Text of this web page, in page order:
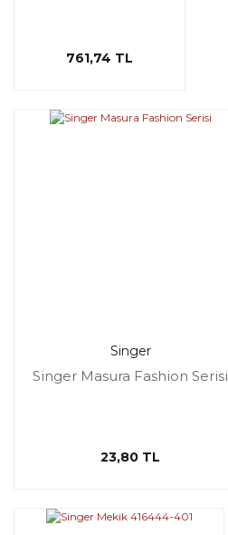
761,74 TL
Singer
Singer Masura Fashion Serisi
23,80 TL